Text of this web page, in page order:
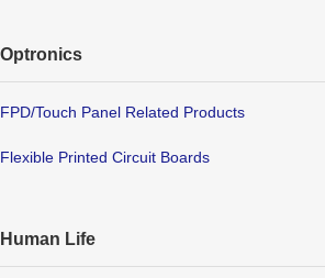
Optronics
FPD/Touch Panel Related Products
Flexible Printed Circuit Boards
Human Life